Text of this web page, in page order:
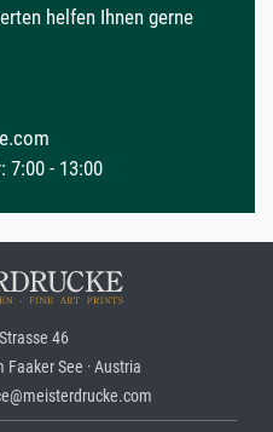
helfen Ihnen gerne
7:00 - 13:00
46
See · Austria